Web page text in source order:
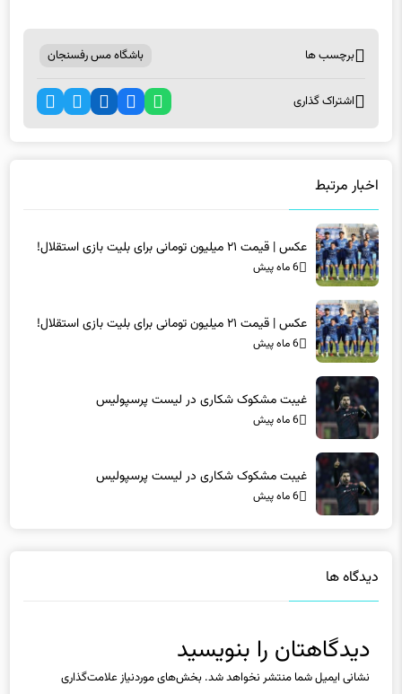
برچسب ها باشگاه مس رفسنجان
اشتراک گذاری
اخبار مرتبط
عکس | قیمت ۲۱ میلیون تومانی برای بلیت بازی استقلال!
6 ماه پیش
عکس | قیمت ۲۱ میلیون تومانی برای بلیت بازی استقلال!
6 ماه پیش
غیبت مشکوک شکاری در لیست پرسپولیس
6 ماه پیش
غیبت مشکوک شکاری در لیست پرسپولیس
6 ماه پیش
دیدگاه ها
دیدگاهتان را بنویسید
نشانی ایمیل شما منتشر نخواهد شد. بخش‌های موردنیاز علامت‌گذاری